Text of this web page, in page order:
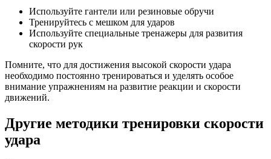
Используйте гантели или резиновые обручи
Тренируйтесь с мешком для ударов
Используйте специальные тренажеры для развития
скорости рук
Помните, что для достижения высокой скорости удара
необходимо постоянно тренироваться и уделять особое
внимание упражнениям на развитие реакции и скорости
движений.
Другие методики тренировки скорости
удара